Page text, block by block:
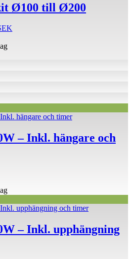
Ø100 till Ø200
– Inkl. hängare och
– Inkl. upphängning